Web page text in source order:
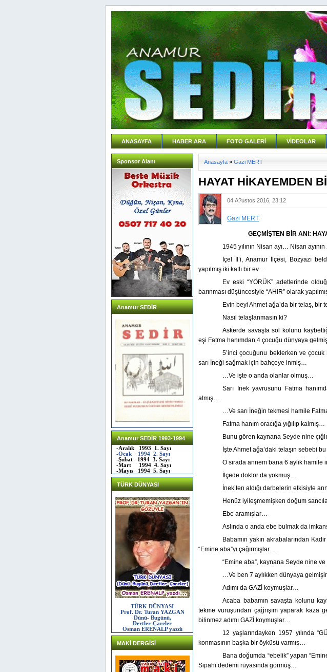
ANASAYFA HABER ARA FOTO GALERİ VİDEOLAR
Sponsor Alanı
Anamur SEDİR
Anamur SEDİR 1993-1994
-Aralık 1993 1. Sayı
-Ocak 1994 2. Sayı
-Şubat 1994 3. Sayı
-Mart 1994 4. Sayı
-Mayıs 1994 5. Sayı
TÜRK DÜNYASI
TÜRK DÜNYASI
Prof. Dr. Turan YAZGAN
Dünü- Bugünü,
Dertler-Çareler
Osman ERENALP yazdı
MAKİ DERGİSİ
Anasayfa » Gazi MERT
HAYAT HİKAYEMDEN
04 A?ustos 2016, 23:12
Gazi MERT
GEÇMİŞTEN BİR ANI:
1945 yılının Nisan ayı… Nisan
İçel İl’i, Anamur İlçesi, Bozyazı
yapılmış iki katlı bir ev…
Ev eski “YÖRÜK” adetlerinde
barınması düşüncesiyle “AHIR” olarak
Evin beyi Ahmet ağa’da bir telaş, bir
Nasıl telaşlanmasın ki?
Askerde savaşta sol kolunu
eşi Fatma hanımdan 4 çocuğu dünyaya
5’inci çocuğunu beklerken ve
sarı İneği sağmak için bahçeye inmiş…
…Ve işte o anda olanlar olmuş…
Sarı İnek yavrusunu Fatma
atmış…
…Ve sarı İneğin tekmesi hamile
Fatma hanım oracığa yığılıp kalmış…
Bunu gören kaynana Seyde nine
İşte Ahmet ağa’daki telaşın sebebi bu
O sırada annem bana 6 aylık hamile
İlçede doktor da yokmuş…
İnek’ten aldığı darbelerin etkisiyle
Henüz iyileşmemişken doğum
Ebe aramışlar…
Aslında o anda ebe bulmak da
Babamın yakın akrabalarından
“Emine aba”yı çağırmışlar…
“Emine aba”, kaynana Seyde nine ve
…Ve ben 7 aylıkken dünyaya
Adımı da GAZİ koymuşlar…
Acaba babamın savaşta kolunu
tekme vuruşundan çağrışım yaparak
bilinmez adımı GAZİ koymuşlar…
12 yaşlarındayken 1957 yılında
konmasının başka bir öyküsü varmış…
Bana doğumda “ebelik” yapan
Sipahi dedemi rüyasında görmüş…